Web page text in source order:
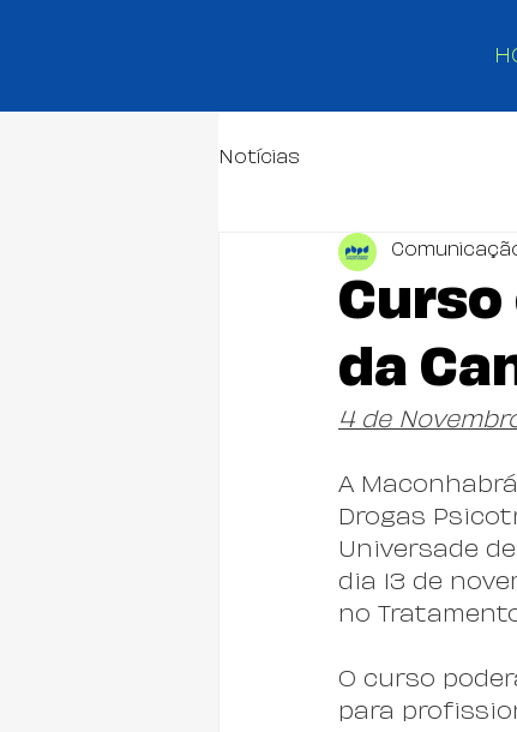
Notícias
Curso
da
4 de
A
Drogas
Universade
dia 13 de
no
O curso
para